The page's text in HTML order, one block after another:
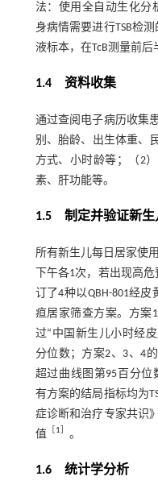
法：使用全自动生化分
身病情需要进行TSB检
液标本，在TcB测量前后
1.4 资料收集
通过查阅电子病历收集
别、胎龄、出生体重、
方式、小时龄等；（2
素、肝功能等。
1.5 制定并验证新生
所有新生儿每日居家使
下午各1次，若出现高
订了4种以QBH-801经
疸居家筛查方案。方案
过“中国新生儿小时经
分位数；方案2、3、4
超过曲线图第95百分位
有方案的结局指标均为
症诊断和治疗专家共识
值 ［1］ 。
1.6 统计学分析